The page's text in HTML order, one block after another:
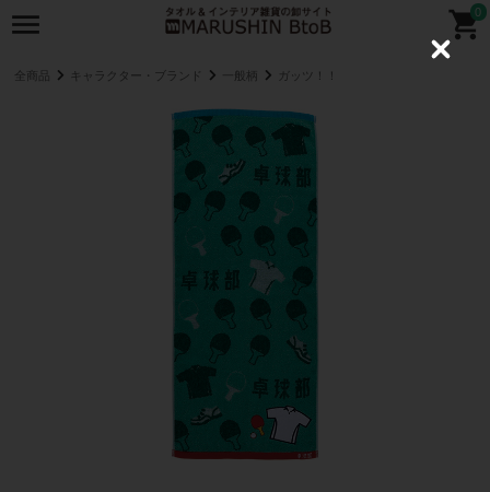
0
全商品 キャラクター・ブランド 一般柄 ガッツ！！
C